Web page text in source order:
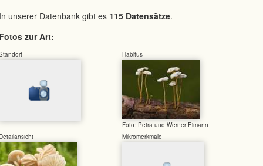
unserer Datenbank gibt es 115 Datensätze.
zur Art:
Habitus
Foto: Petra und Werner Eimann
Mikromerkmale